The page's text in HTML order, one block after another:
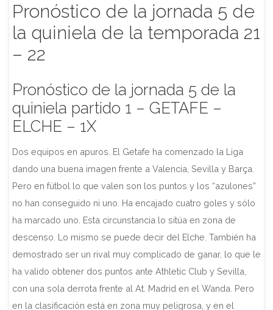
Pronóstico de la jornada 5 de
la quiniela de la temporada 21
– 22
Pronóstico de la jornada 5 de la
quiniela partido 1 – GETAFE –
ELCHE – 1X
Dos equipos en apuros. El Getafe ha comenzado la Liga
dando una buena imagen frente a Valencia, Sevilla y Barça.
Pero en fútbol lo que valen son los puntos y los “azulones”
no han conseguido ni uno. Ha encajado cuatro goles y sólo
ha marcado uno. Esta circunstancia lo sitúa en zona de
descenso. Lo mismo se puede decir del Elche. También ha
demostrado ser un rival muy complicado de ganar, lo que le
ha valido obtener dos puntos ante Athletic Club y Sevilla,
con una sola derrota frente al At. Madrid en el Wanda. Pero
en la clasificación está en zona muy peligrosa, y en el